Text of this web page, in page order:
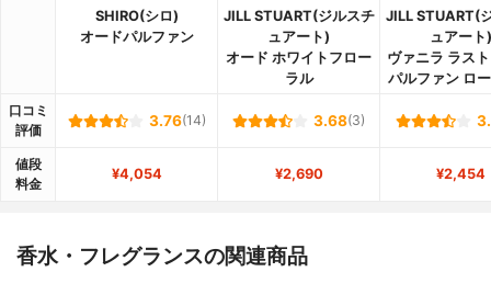
SHIRO(シロ)
オードパルファン
JILL STUART(ジルスチ
ュアート)
オード ホワイトフロー
ラル
JILL STUART(
ュアート)
ヴァニラ ラス
パルファン ロ
口コミ
評価
3.76(14) 3.68(3)
値段
料金
¥4,054 ¥2,690 ¥2,454
香水・フレグランスの関連商品